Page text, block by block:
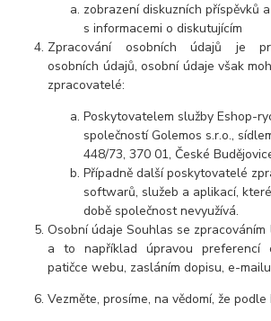
zobrazení diskuzních příspěvků
s informacemi o diskutujícím
Zpracování osobních údajů je
osobních údajů, osobní údaje však
zpracovatelé:
Poskytovatelem služby Eshop-
společností Golemos s.r.o.,
448/73, 370 01, České
Případně další poskytovatelé
softwarů, služeb a aplikací,
době společnost nevyužívá.
Osobní údajeSouhlas se
a to například úpravou preferencí
patičce webu, zasláním dopisu, e-
Vezměte, prosíme, na vědomí, že